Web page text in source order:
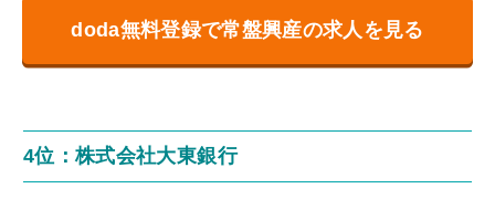
doda無料登録で常盤興産の求人を見る
4位：株式会社大東銀行